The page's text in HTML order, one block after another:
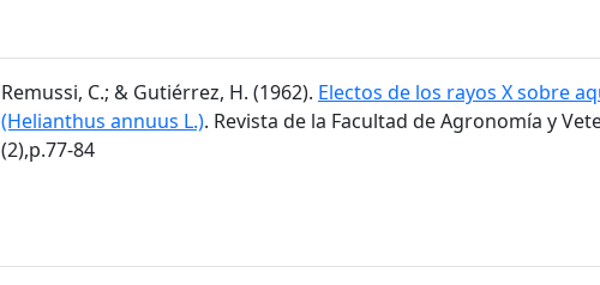
Remussi, C.; & Gutiérrez, H. (1962). Electos de los rayos X sobre
(Helianthus annuus L.). Revista de la Facultad de Agronomía y
(2),p.77-84